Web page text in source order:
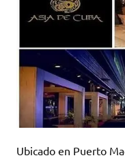
Ubicado en Puerto